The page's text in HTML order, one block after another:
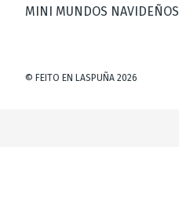
MINI MUNDOS NAVIDEÑOS
© FEITO EN LASPUÑA 2026